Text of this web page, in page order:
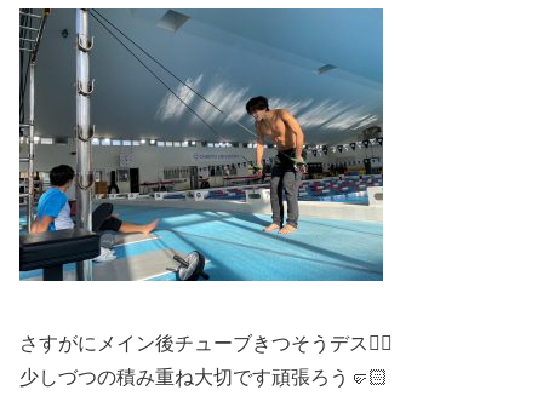
さすがにメイン後チューブきつそうデス😵‍💫
少しづつの積み重ね大切です頑張ろう🤛🏻